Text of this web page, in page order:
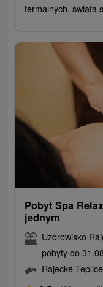
termalnych, świata
Pobyt Spa
jednym
Uzdrowisko
pobyty do
Rajecké Teplice